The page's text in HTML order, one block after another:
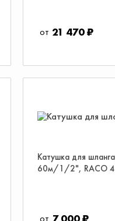
21 470 ₽
Катушка для
60м/1/2", RACO